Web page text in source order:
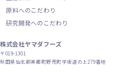
原料へのこだわり
研究開発へのこだわり
株式会社ヤマダフーズ
〒019-1301
秋田県仙北郡美郷町野荒町字街道の上279番地